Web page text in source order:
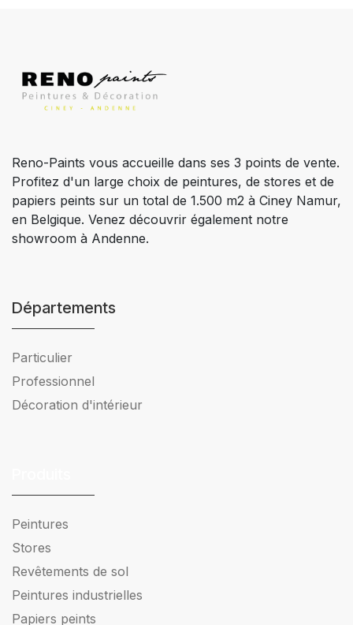
Reno-Paints vous accueille dans ses 3 points de vente.
Profitez d'un large choix de peintures, de stores et de
papiers peints sur un total de 1.500 m2 à Ciney Namur,
en Belgique. Venez découvrir également notre
showroom à Andenne.
Départements
Particulier
Professionnel
Décoration d'intérieur
Peintures
Stores
Revêtements de sol
Peintures industrielles
Papiers peints